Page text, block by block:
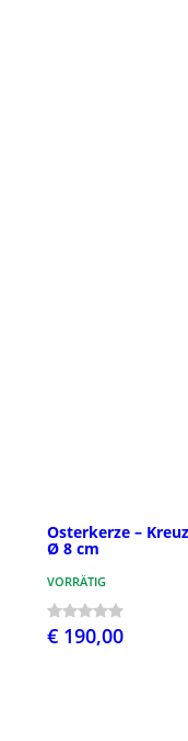
Osterkerze –
Ø 8 cm
VORRÄTIG
€ 190,00